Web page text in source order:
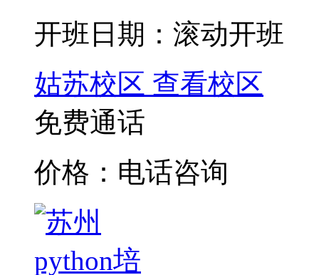
开班日期：滚动开班
姑苏校区 查看校区
免费通话
价格：电话咨询